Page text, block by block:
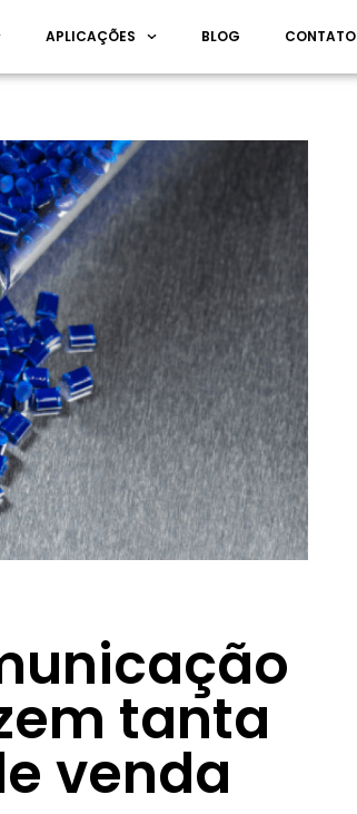
APLICAÇÕES BLOG CONTATO
tanta
venda